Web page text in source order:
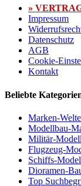
»
Impressum
Datenschutz
AGB
Cookie-
Kontakt
Beliebte
Marken-
Modellbau-
Militär-
Flugzeug-
Schiffs-
Dioramen-
Top